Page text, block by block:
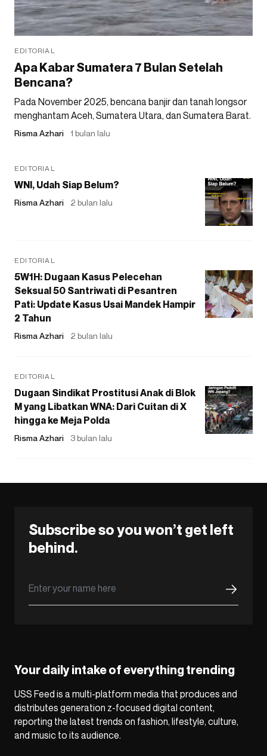
EDITORIAL
Apa Kabar Sumatera 7 Bulan Setelah
Bencana?
Pada November 2025, bencana banjir dan tanah longsor
menghantam Aceh, Sumatera Utara, dan Sumatera Barat.
Risma Azhari 1 bulan lalu
EDITORIAL
WNI, Udah Siap Belum?
Risma Azhari 2 bulan lalu
EDITORIAL
5W1H: Dugaan Kasus Pelecehan
Seksual 50 Santriwati di Pesantren
Pati: Update Kasus Usai Mandek Hampir
2 Tahun
Risma Azhari 2 bulan lalu
EDITORIAL
Dugaan Sindikat Prostitusi Anak di Blok
M yang Libatkan WNA: Dari Cuitan di X
hingga ke Meja Polda
Risma Azhari 3 bulan lalu
Subscribe so you won’t get left
behind.
Your daily intake of everything trending
USS Feed is a multi-platform media that produces and
distributes generation z-focused digital content,
reporting the latest trends on fashion, lifestyle, culture,
and music to its audience.